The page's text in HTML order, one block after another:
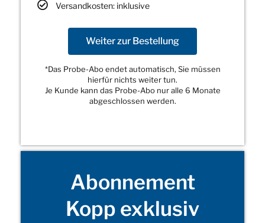
Versandkosten: inklusive
Weiter zur Bestellung
*Das Probe-Abo endet automatisch, Sie müssen
hierfür nichts weiter tun.
Je Kunde kann das Probe-Abo nur alle 6 Monate
abgeschlossen werden.
Abonnement
Kopp exklusiv